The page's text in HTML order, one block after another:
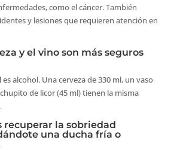
como el cáncer. También
y lesiones que requieren atención en
y el vino son más seguros
es alcohol. Una cerveza de 330 ml, un vaso
de licor (45 ml) tienen la misma
recuperar la sobriedad
una ducha fría o